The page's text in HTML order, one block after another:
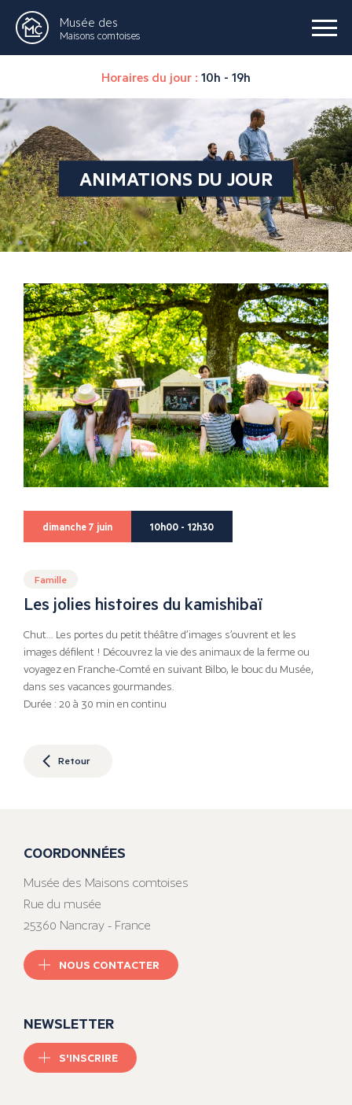
Musée des
Maisons comtoises
Horaires du jour : 10h - 19h
ANIMATIONS DU JOUR
dimanche 7 juin 10h00 - 12h30
Famille
Les jolies histoires du kamishibaï
Chut… Les portes du petit théâtre d’images s’ouvrent et les
images défilent ! Découvrez la vie des animaux de la ferme ou
voyagez en Franche-Comté en suivant Bilbo, le bouc du Musée,
dans ses vacances gourmandes.
Durée : 20 à 30 min en continu
Retour
COORDONNÉES
Musée des Maisons comtoises
Rue du musée
25360 Nancray - France
NOUS CONTACTER
NEWSLETTER
S'INSCRIRE